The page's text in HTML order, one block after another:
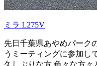
ミラ L275V
先日千葉県あやめパーク
うミーティングに参加し
久しぶりな方 色々な方々